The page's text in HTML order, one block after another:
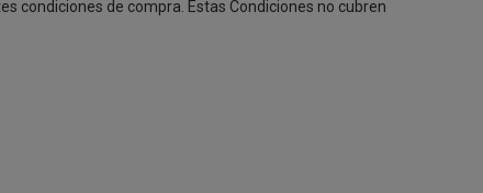
condiciones de compra. Estas Condiciones no cubren